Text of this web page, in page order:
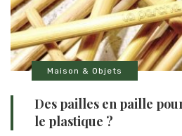
Maison & Objets
Des pailles en paille
le plastique ?